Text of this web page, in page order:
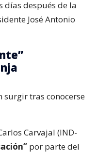
días después de la
José Antonio
surgir tras conocerse
Carvajal (IND-
por parte del